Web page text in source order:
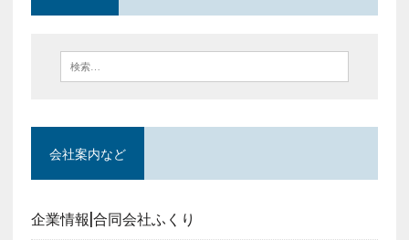
会社案内など
企業情報|合同会社ふくり